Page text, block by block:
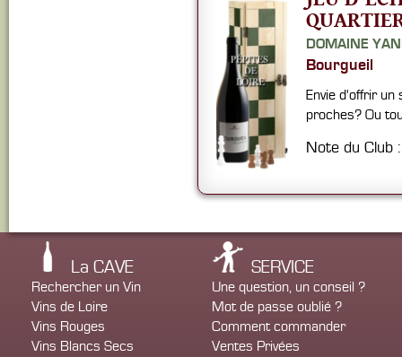
DOMAINE
Bourgueil
Envie d'offrir un
proches? Ou
Note du Club
La CAVE
Rechercher un Vin
Vins de Loire
Vins Rouges
Vins Blancs Secs
SERVICE
Une question, un conseil ?
Mot de passe oublié ?
Comment commander
Ventes Privées